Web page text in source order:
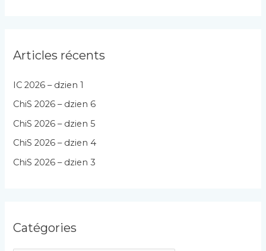
Articles récents
IC 2026 – dzien 1
ChiS 2026 – dzien 6
ChiS 2026 – dzien 5
ChiS 2026 – dzien 4
ChiS 2026 – dzien 3
Catégories